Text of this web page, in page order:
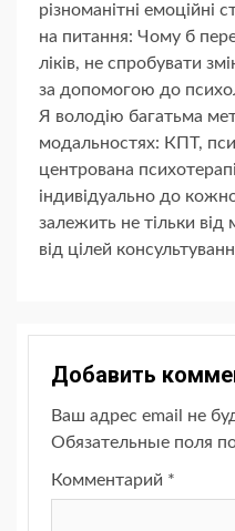
різноманітні емоційні
на питання: Чому б
ліків, не спробувати
за допомогою до
Я володію багатьма
модальностях: КПТ,
центрована
індивідуально до
залежить не тільки від
від цілей
Добавить
Ваш адрес email не
Обязательные поля
Комментарий *